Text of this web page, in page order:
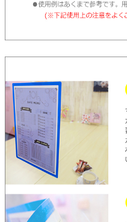
くりぴた浮きウキシリーズ
ファブリックパネル
フック
貼ってはがせるアイテム
ハンドクラフトアイテム